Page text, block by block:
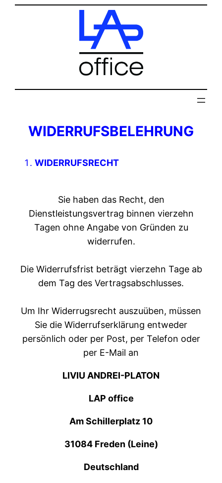
WIDERRUFSBELEHRUNG
WIDERRUFSRECHT
Sie haben das Recht, den
Dienstleistungsvertrag binnen vierzehn
Tagen ohne Angabe von Gründen zu
widerrufen.
Die Widerrufsfrist beträgt vierzehn Tage ab
dem Tag des Vertragsabschlusses.
Um Ihr Widerrugsrecht auszuüben, müssen
Sie die Widerrufserklärung entweder
persönlich oder per Post, per Telefon oder
per E-Mail an
LIVIU ANDREI-PLATON
LAP office
Am Schillerplatz 10
31084 Freden (Leine)
Deutschland